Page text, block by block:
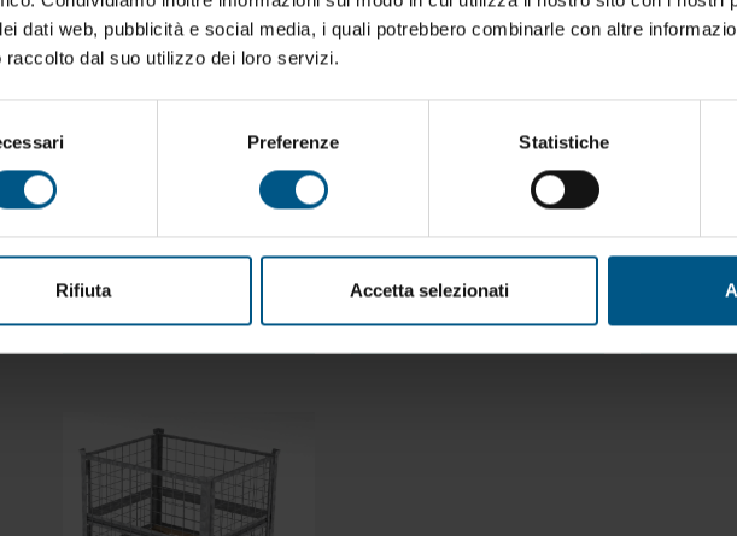
dati web, pubblicità e social media, i quali potrebbero combinarle con altre
raccolto dal suo utilizzo dei loro servizi.
Preferenze Statistiche
Rifiuta Accetta selezionati
agli espertiOMA Srl.
REP.18 REP.09 REP.04